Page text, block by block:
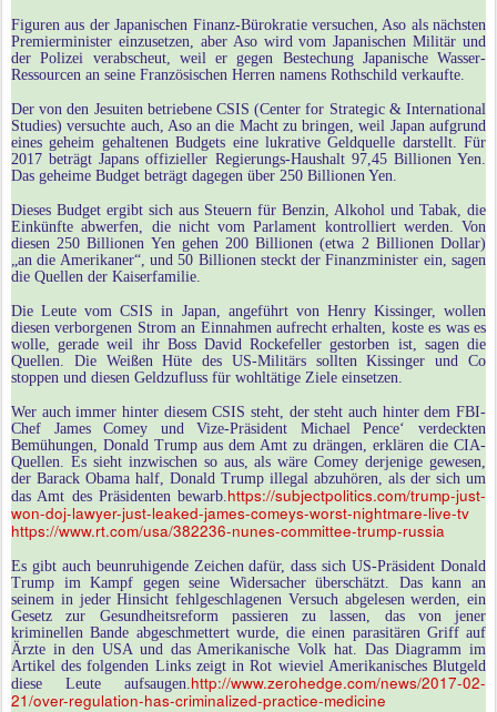
Figuren aus der Japanischen Finanz-Bürokratie versuchen, Aso als nächsten
Premierminister einzusetzen, aber Aso wird vom Japanischen Militär und
der Polizei verabscheut, weil er gegen Bestechung Japanische Wasser-
Ressourcen an seine Französischen Herren namens Rothschild verkaufte.
Der von den Jesuiten betriebene CSIS (Center for Strategic & International
Studies) versuchte auch, Aso an die Macht zu bringen, weil Japan aufgrund
eines geheim gehaltenen Budgets eine lukrative Geldquelle darstellt. Für
2017 beträgt Japans offizieller Regierungs-Haushalt 97,45 Billionen Yen.
Das geheime Budget beträgt dagegen über 250 Billionen Yen.
Dieses Budget ergibt sich aus Steuern für Benzin, Alkohol und Tabak, die
Einkünfte abwerfen, die nicht vom Parlament kontrolliert werden. Von
diesen 250 Billionen Yen gehen 200 Billionen (etwa 2 Billionen Dollar)
„an die Amerikaner“, und 50 Billionen steckt der Finanzminister ein, sagen
die Quellen der Kaiserfamilie.
Die Leute vom CSIS in Japan, angeführt von Henry Kissinger, wollen
diesen verborgenen Strom an Einnahmen aufrecht erhalten, koste es was es
wolle, gerade weil ihr Boss David Rockefeller gestorben ist, sagen die
Quellen. Die Weißen Hüte des US-Militärs sollten Kissinger und Co
stoppen und diesen Geldzufluss für wohltätige Ziele einsetzen.
Wer auch immer hinter diesem CSIS steht, der steht auch hinter dem FBI-
Chef James Comey und Vize-Präsident Michael Pence‘ verdeckten
Bemühungen, Donald Trump aus dem Amt zu drängen, erklären die CIA-
Quellen. Es sieht inzwischen so aus, als wäre Comey derjenige gewesen,
der Barack Obama half, Donald Trump illegal abzuhören, als der sich um
das Amt des Präsidenten bewarb. https://subjectpolitics.com/trump-just-
won-doj-lawyer-just-leaked-james-comeys-worst-nightmare-live-tv
https://www.rt.com/usa/382236-nunes-committee-trump-russia
Es gibt auch beunruhigende Zeichen dafür, dass sich US-Präsident Donald
Trump im Kampf gegen seine Widersacher überschätzt. Das kann an
seinem in jeder Hinsicht fehlgeschlagenen Versuch abgelesen werden, ein
Gesetz zur Gesundheitsreform passieren zu lassen, das von jener
kriminellen Bande abgeschmettert wurde, die einen parasitären Griff auf
Ärzte in den USA und das Amerikanische Volk hat. Das Diagramm im
Artikel des folgenden Links zeigt in Rot wieviel Amerikanisches Blutgeld
diese Leute aufsaugen. http://www.zerohedge.com/news/2017-02-
21/over-regulation-has-criminalized-practice-medicine